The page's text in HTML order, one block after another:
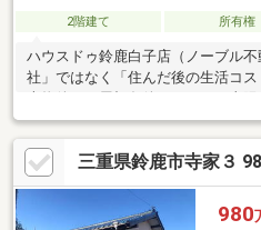
2階建て 所有権
ハウスドゥ鈴鹿白子店（ノーブル
社」ではなく「住んだ後の生活コス
予測や光熱費削減シミュレーショ
活用により年間約15万～22万円の
しくは無料シミュレーションにて試
備された良好な住宅地街並みが美
が近く、子どもの遊び場や散歩に
け道になりにくく安心・小学校ま
三重県鈴鹿市寺家３
980